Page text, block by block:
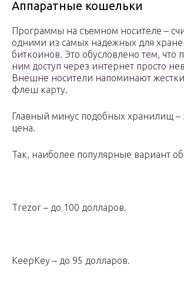
Аппаратные кошельки
Программы на съемном носителе –
одними из самых надежных для
биткоинов. Это обусловлено тем, что
ним доступ через интернет просто
Внешне носители напоминают
флеш карту.
Главный минус подобных хранилищ –
цена.
Так, наиболее популярные вариант
Trezor – до 100 долларов.
KeepKey – до 95 долларов.